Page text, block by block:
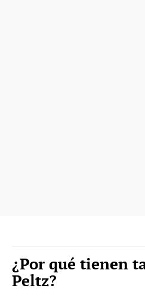
¿Por qué tienen
Peltz?